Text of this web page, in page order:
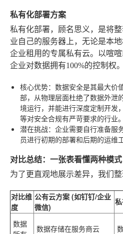
私有化部署方案
私有化部署，顾名思义，是将
业自己的服务器上，无论是本
企业租用的专属私有云。以喧
企业对数据拥有100%的控制权。
核心优势：数据安全是其最大价
部，从物理层面杜绝了数据外泄
境运行，并能进行深度定制开发
等对安全合规有严苛要求的行业。
潜在挑战：企业需要自行准备服
员进行初期的部署和后期的运维工
对比总结：一张表看懂两种模式
为了更直观地展示差异，我们整
对比维
度
公有云方案 (如钉钉/企业
微信)
数据
数据存储在服务商云